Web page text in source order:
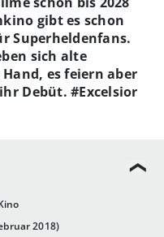
2018)
gibt es schon
Superheldenfans.
sich alte
es feiern aber
Debüt. #Excelsior